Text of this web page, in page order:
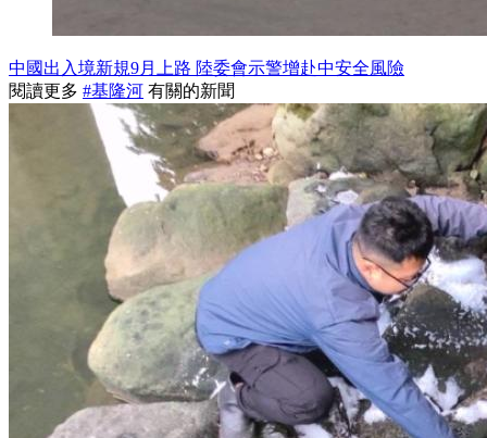
中國出入境新規9月上路 陸委會示警增赴中安全風險
閱讀更多 #基隆河 有關的新聞